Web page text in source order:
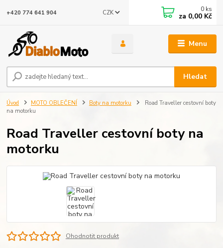
Menu
CZK
Hledat
+420 774 641 904 0 ks
za 0,00 Kč
Úvod MOTO OBLEČENÍ Boty na motorku
Road Traveller cestovní boty
na motorku
Road Traveller cestovní boty na
motorku
Ohodnotit produkt